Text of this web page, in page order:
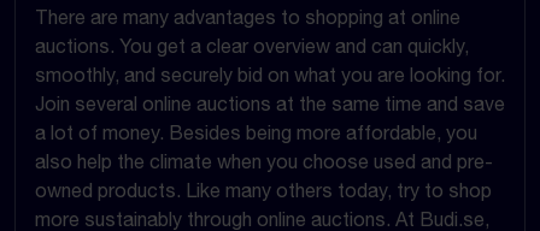
There are many advantages to shopping at online
auctions. You get a clear overview and can quickly,
smoothly, and securely bid on what you are looking for.
Join several online auctions at the same time and save
a lot of money. Besides being more affordable, you
also help the climate when you choose used and pre-
owned products. Like many others today, try to shop
more sustainably through online auctions. At Budi.se,